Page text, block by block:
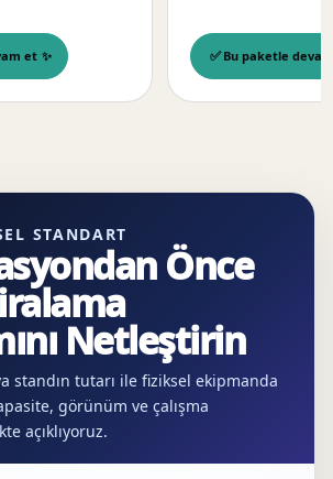
et Bu paketle
STANDART
Önce
Netleştirin
standın tutarı ile fiziksel ekipmanda
görünüm ve çalışma
açıklıyoruz.